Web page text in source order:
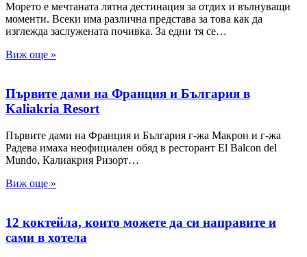
Морето е мечтаната лятна дестинация за отдих и вълнуващи
моменти. Всеки има различна представа за това как да
изглежда заслужената почивка. За едни тя се…
Виж още »
Първите дами на Франция и България в
Kaliakria Resort
Първите дами на Франция и България г-жа Макрон и г-жа
Радева имаха неофициален обяд в ресторант El Balcon del
Mundo, Калиакрия Ризорт…
Виж още »
12 коктейла, които можете да си направите и
сами в хотела